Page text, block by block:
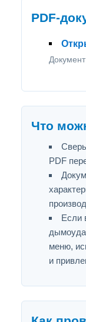
PDF-
Что
PDF
Если
меню,
и